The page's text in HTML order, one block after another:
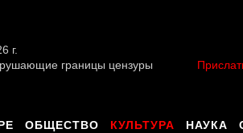
г.
границы цензуры
ОБЩЕСТВО КУЛЬТУРА НАУКА